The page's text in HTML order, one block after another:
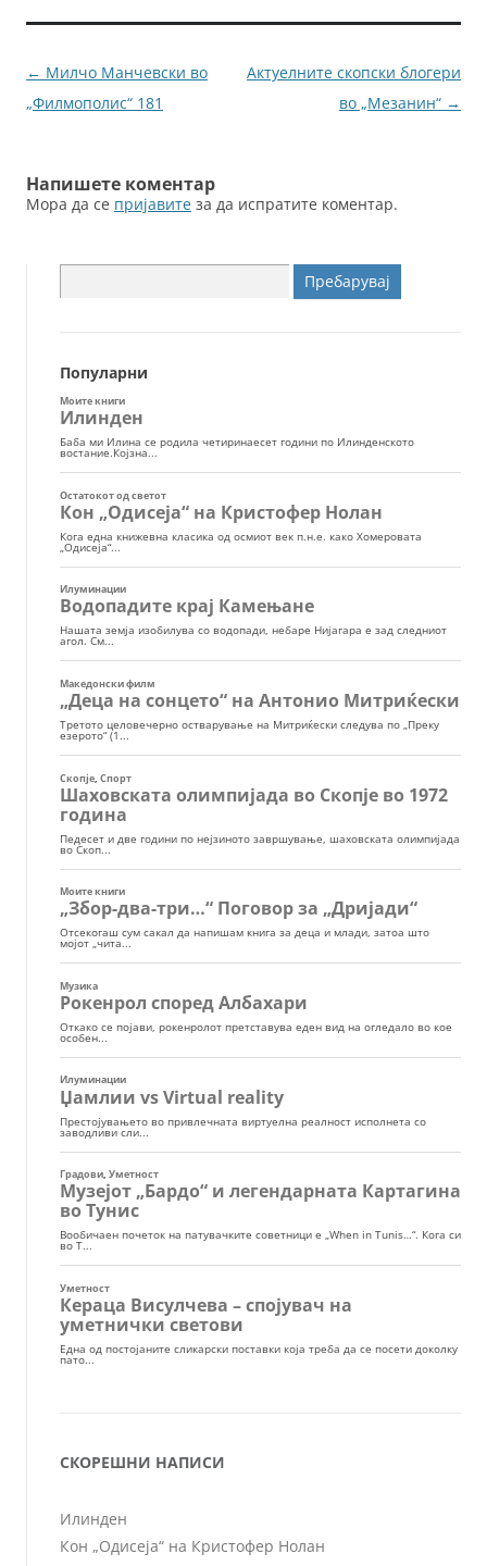
b
o
o
n
g
Навигација
за
← Милчо Манчевски во
„Филмополис“ 181
Актуелните скопски блогери
во „Мезанин“ →
Напишете коментар
Мора да се пријавите за да испратите коментар.
за:
Популарни
СКОРЕШНИ НАПИСИ
Илинден
Кон „Одисеја“ на Кристофер Нолан